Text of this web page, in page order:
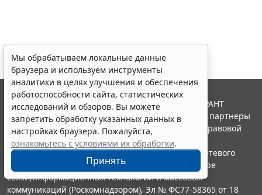
Мы обрабатываем локальные данные
браузера и используем инструменты
аналитики в целях улучшения и обеспечения
работоспособности сайта, статистических
исследований и обзоров. Вы можете
запретить обработку указанных данных в
настройках браузера. Пожалуйста,
ознакомьтесь с условиями их обработки.
Принять
© ООО "НПП "ГАРАНТ-СЕРВИС", 2026. Система ГАРАНТ
выпускается с 1990 года. Компания "Гарант" и ее партнеры
являются участниками Российской ассоциации правовой
информации ГАРАНТ.
Портал ГАРАНТ.РУ зарегистрирован в качестве сетевого
издания Федеральной службой по надзору в сфере
связи,информационных технологий и массовых
коммуникаций (Роскомнадзором), Эл № ФС77-58365 от 18